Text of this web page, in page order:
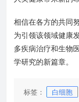
相信在各方的共同
为引领该领域健康
多疾病治疗和生物
学研究的新篇章。
标签： 白细胞